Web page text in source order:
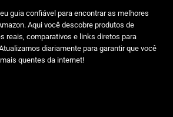
guia confiável para encontrar as melhores
Aqui você descobre produtos de
reais, comparativos e links diretos para
diariamente para garantir que você
quentes da internet!